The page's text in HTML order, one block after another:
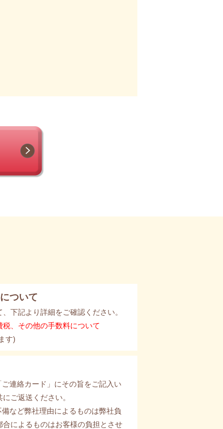
ついて
下記より詳細をご確認ください。
、その他の手数料について
す)
連絡カード」にその旨をご記入い
ご返送ください。
など弊社理由によるものは弊社負
合によるものはお客様の負担とさせ